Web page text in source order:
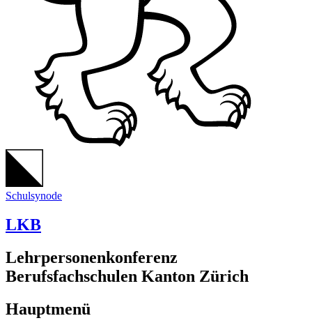
Schulsynode
LKB
Lehrpersonenkonferenz
Berufsfachschulen Kanton Zürich
Hauptmenü